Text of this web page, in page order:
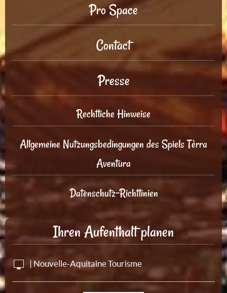
Pro Space
Contact
Presse
Rechtliche Hinweise
Allgemeine Nutzungsbedingungen des Spiels Tèrra
Aventura
Datenschutz-Richtlinien
Ihren Aufenthalt planen
| Nouvelle-Aquitaine Tourisme